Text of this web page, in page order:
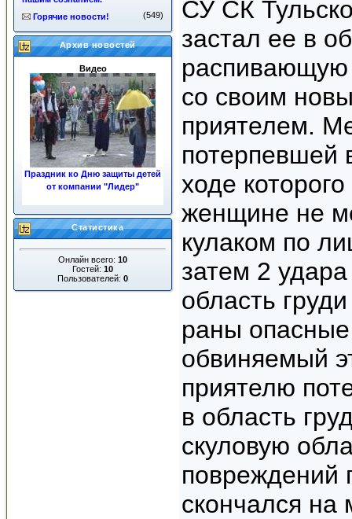
Горячие новости! (549)
Архив новостей
Видео
Праздник ко Дню защиты детей
от компании "Лидер"
Статистика
Онлайн всего: 10
Гостей: 10
Пользователей: 0
СУ СК
застал ее в
распивающую
со своим
приятелем.
потерпевшей
ходе
женщине не
кулаком по
затем 2
область
раны
обвиняемый
приятелю
в область
скуловую
повреждений
скончался на